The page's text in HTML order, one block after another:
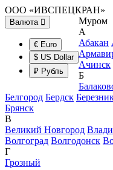
ООО «ИВСПЕЦКРАН»
Валюта
€ Euro
$ US Dollar
₽ Рубль
Муром
А
Абакан
Ачинск
Б
Белгород Бердск
Брянск
В
Великий Новгород
Волгоград Волгодонск
Г
Грозный